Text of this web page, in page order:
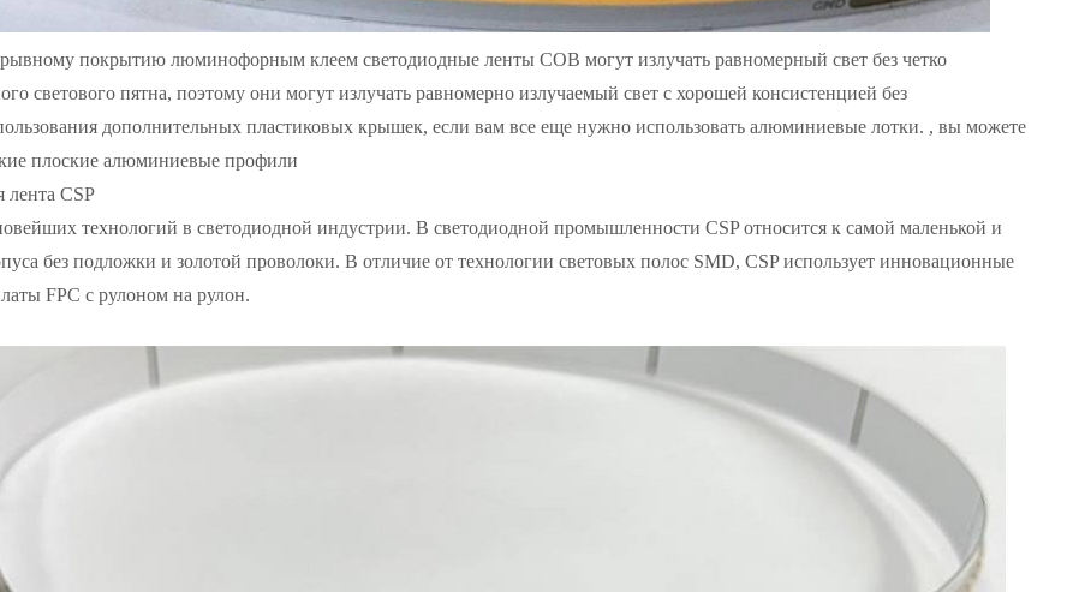
покрытию люминофорным клеем светодиодные ленты COB могут излучать равномерный свет без четко
светового пятна, поэтому они могут излучать равномерно излучаемый свет с хорошей консистенцией без
дополнительных пластиковых крышек, если вам все еще нужно использовать алюминиевые лотки. , вы можете
плоские алюминиевые профили
лента CSP
технологий в светодиодной индустрии. В светодиодной промышленности CSP относится к самой маленькой и
без подложки и золотой проволоки. В отличие от технологии световых полос SMD, CSP использует инновационные
FPC с рулоном на рулон.